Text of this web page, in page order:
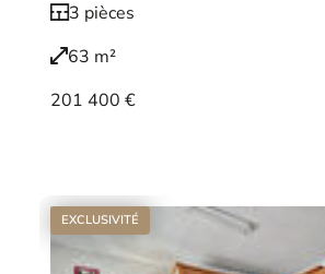
3 pièces
63 m²
201 400 €
EXCLUSIVITÉ